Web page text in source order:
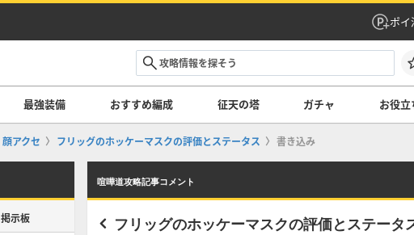
ポイ
最強装備 おすすめ編成 征天の塔 ガチャ お役立
顔アクセ フリッグのホッケーマスクの評価とステータス 書き込み
喧嘩道攻略記事コメント
フリッグのホッケーマスクの評価とステータ
掲示板